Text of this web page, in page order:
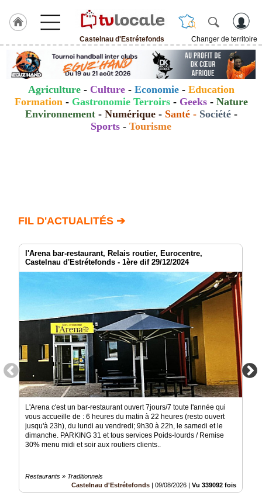
Castelnau d'Estrétefonds
Changer de territoire
J'adhère
Hulcoq
ACCUEIL
Castelnau
d'Estrétefonds
Agenda
Gazette
Inscription
annuaire
pro
éditeur
Agriculture- Culture - Economie- Education
Formation - Gastronomie Terroirs- Geeks- Nature
Environnement- Numérique- Santé- Société-
Sports - Tourisme
FIL D'ACTUALITÉS ➔
l'Arena bar-restaurant, Relais routier, Eurocentre,
Castelnau d'Estrétefonds - 1ère dif 29/12/2024
L'Arena c'est un bar-restaurant ouvert 7jours/7 toute l'année qui
vous accueille de : 6 heures du matin à 22 heures (resto ouvert
jusqu'à 23h), du lundi au vendredi; 9h30 à 22h, le samedi et le
dimanche. PARKING 31 et tous services Poids-lourds / Remise
30% menu midi et soir aux routiers clients..
Restaurants » Traditionnels
Castelnau d'Estrétefonds
09/08/2026 Vu 339092 fois